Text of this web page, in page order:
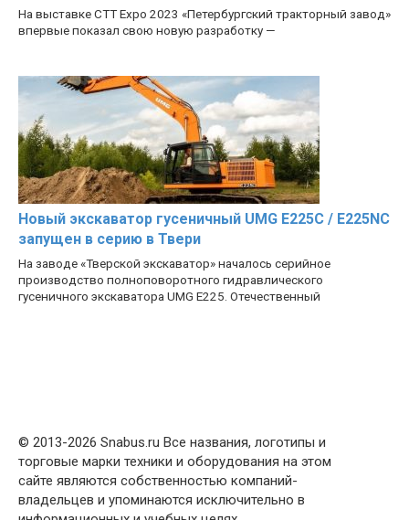
На выставке CTT Expo 2023 «Петербургский тракторный завод»
впервые показал свою новую разработку —
Новый экскаватор гусеничный UMG E225C / E225NC
запущен в серию в Твери
На заводе «Тверской экскаватор» началось серийное
производство полноповоротного гидравлического
гусеничного экскаватора UMG E225. Отечественный
© 2013-2026 Snabus.ru Все названия, логотипы и
торговые марки техники и оборудования на этом
сайте являются собственностью компаний-
владельцев и упоминаются исключительно в